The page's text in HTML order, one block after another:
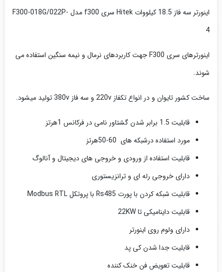
اینورتر سه فاز 18.5 کیلووات Hitek سری f300 مدل F300-018G/022P-
4
اینورترهای سری F300 جهت کاربردهای نرمال و نیمه سنگین استفاده می
شوند.
ساخت کشور تایوان و در انواع تکفاز 220v و سه فاز 380v تولید میشود.
قابلیت 1.5 برابر شدن گشتاور نامی در فرکانس 1هرتز
مورد استفاده درشبکه های 60-50هرتز
قابلیت استفاده از ورودی و خروجی های دیجیتال و آنالوگ
دارای خروجی رله ای و ترانزیستوری
قابلیت شبکه کردن با پورت Rs485 با پروتکل Modbus RTL
قابلیت داینامیکی تا 22KW
دارای ولوم روی اینورتر
قابلیت جدا شدن کی پد
قابلیت تعویض فن خنک کننده